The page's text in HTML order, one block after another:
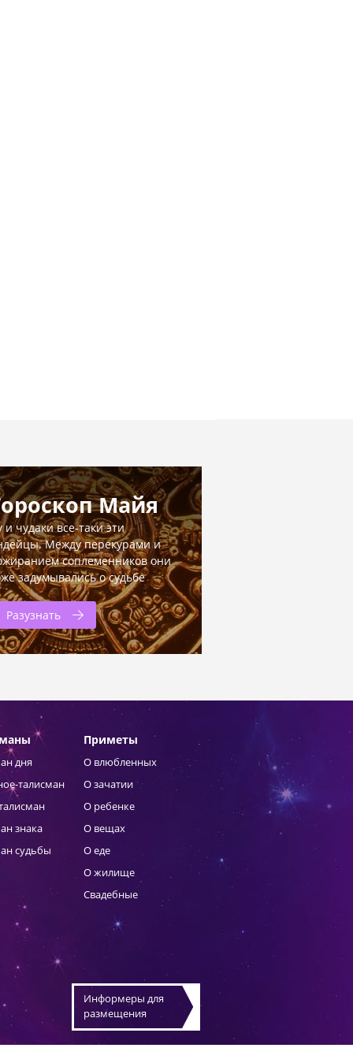
Майя
и чудаки все-таки эти
Между перекурами и
соплеменников они
задумывались о судьбе
Разузнать
дня
талисман
знака
судьбы
Приметы
О влюбленных
О зачатии
О ребенке
О вещах
О еде
О жилище
Свадебные
Информеры для
размещения